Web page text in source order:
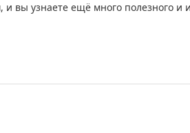
вы узнаете ещё много полезного и